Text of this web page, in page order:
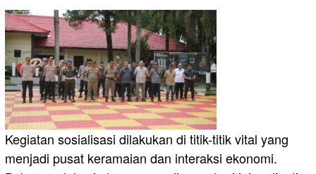
Kegiatan sosialisasi dilakukan di titik-titik vital yang
menjadi pusat keramaian dan interaksi ekonomi.